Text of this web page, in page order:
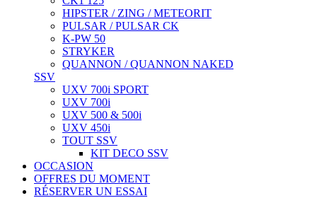
HIPSTER / ZING / METEORIT
PULSAR / PULSAR CK
K-PW 50
STRYKER
QUANNON / QUANNON NAKED
SSV
UXV 700i SPORT
UXV 700i
UXV 500 & 500i
UXV 450i
TOUT SSV
KIT DECO SSV
OCCASION
OFFRES DU MOMENT
RÉSERVER UN ESSAI